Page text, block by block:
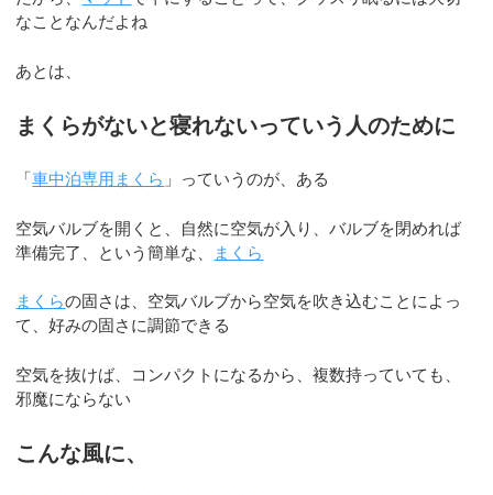
なことなんだよね
あとは、
まくらがないと寝れないっていう人のために
「車中泊専用まくら 」っていうのが、ある
空気バルブを開くと、自然に空気が入り、バルブを閉めれば
準備完了、という簡単な、
まくら
まくらの固さは、空気バルブから空気を吹き込むことによっ
て、好みの固さに調節できる
空気を抜けば、コンパクトになるから、複数持っていても、
邪魔にならない
こんな風に、